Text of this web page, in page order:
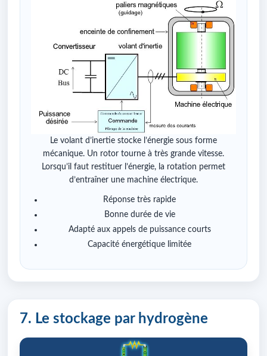
Le volant d’inertie stocke l’énergie sous forme
mécanique. Un rotor tourne à très grande vitesse.
Lorsqu’il faut restituer l’énergie, la rotation permet
d’entraîner une machine électrique.
Réponse très rapide
Bonne durée de vie
Adapté aux appels de puissance courts
Capacité énergétique limitée
7. Le stockage par hydrogène